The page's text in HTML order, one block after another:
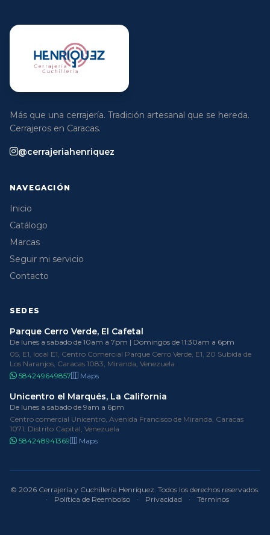
Más que una cerrajería. Tradición artesanal que se hereda.
Cerrajeros en Caracas.
@cerrajeriahenriquez
NAVEGACIÓN
Inicio
Catálogo
Marcas
Seguir mi servicio
Contacto
SEDES
Parque Cerro Verde, El Cafetal
De lunes a sabado de 10am a 7pm | Domingos de 11:30am a 6pm
05, E1, local E1, Centro Comercial Parque Cerro Verde, E1, 20 Subida de
Los Naranjos, Caracas 1083, Miranda, Venezuela
584249649857
Maps
Unicentro el Marqués, La California
De lunes a sabado de 9am a 6pm
Centro comercial Unicentro, Avenida Francisco de Miranda, Caracas
1071, Distrito Capital, Venezuela
584248941369
Maps
© 2026 Cerrajería y Cuchillería Henríquez. Todos los derechos reservados.
·
Política de Reembolso · Privacidad · Términos